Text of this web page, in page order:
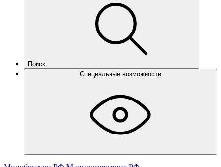
Поиск
Специальные возможности